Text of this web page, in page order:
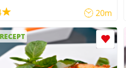
20m
RECEPT